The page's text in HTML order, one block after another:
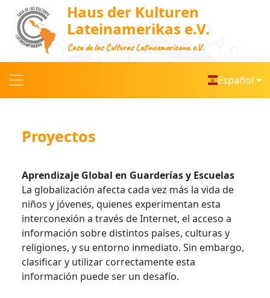
Haus der Kulturen
Lateinamerikas e.V.
Casa de las Culturas Latinoamericana e.V.
Español
Proyectos
Aprendizaje Global en Guarderías y Escuelas
La globalización afecta cada vez más la vida de
niños y jóvenes, quienes experimentan esta
interconexión a través de Internet, el acceso a
información sobre distintos países, culturas y
religiones, y su entorno inmediato. Sin embargo,
clasificar y utilizar correctamente esta
información puede ser un desafío.